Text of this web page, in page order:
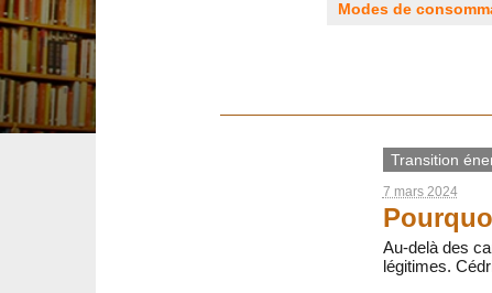
Modes de
Transition
7 mars 2024
Au-delà des
légitimes.